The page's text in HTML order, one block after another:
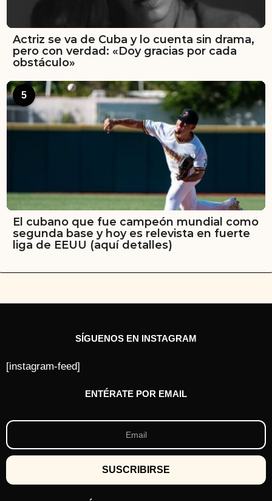
Actriz se va de Cuba y lo cuenta sin drama,
pero con verdad: «Doy gracias por cada
obstáculo»
5
El cubano que fue campeón mundial como
segunda base y hoy es relevista en fuerte
liga de EEUU (aquí detalles)
SÍGUENOS EN INSTAGRAM
[instagram-feed]
ENTÉRATE POR EMAIL